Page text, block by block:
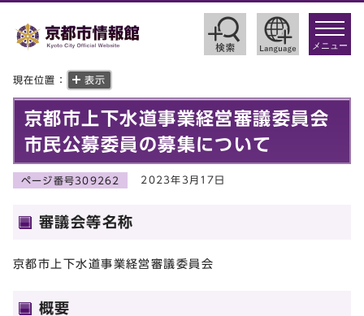
toggle
メニュー
現在位置： 表示
京都市上下水道事業経営審議委員会
市民公募委員の募集について
ページ番号309262 2023年3月17日
審議会等名称
京都市上下水道事業経営審議委員会
概要